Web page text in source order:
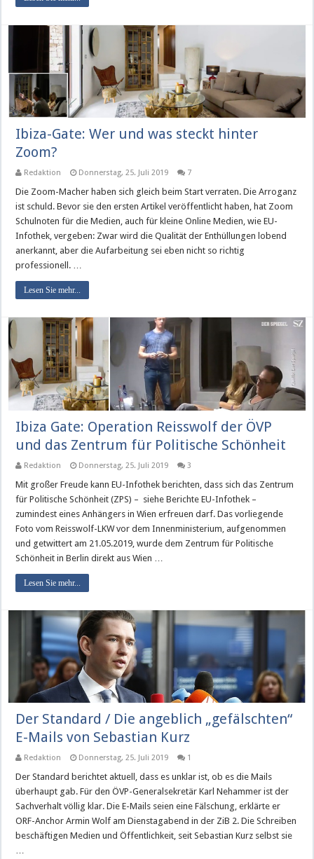
Ibiza-Gate: Wer und was steckt hinter
Zoom?
Redaktion Donnerstag, 25. Juli 2019 7
Die Zoom-Macher haben sich gleich beim Start verraten. Die Arroganz
ist schuld. Bevor sie den ersten Artikel veröffentlicht haben, hat Zoom
Schulnoten für die Medien, auch für kleine Online Medien, wie EU-
Infothek, vergeben: Zwar wird die Qualität der Enthüllungen lobend
anerkannt, aber die Aufarbeitung sei eben nicht so richtig
professionell. …
Lesen Sie mehr...
Ibiza Gate: Operation Reisswolf der ÖVP
und das Zentrum für Politische Schönheit
Redaktion Donnerstag, 25. Juli 2019 3
Mit großer Freude kann EU-Infothek berichten, dass sich das Zentrum
für Politische Schönheit (ZPS) – siehe Berichte EU-Infothek –
zumindest eines Anhängers in Wien erfreuen darf. Das vorliegende
Foto vom Reisswolf-LKW vor dem Innenministerium, aufgenommen
und getwittert am 21.05.2019, wurde dem Zentrum für Politische
Schönheit in Berlin direkt aus Wien …
Lesen Sie mehr...
Der Standard / Die angeblich „gefälschten“
E-Mails von Sebastian Kurz
Redaktion Donnerstag, 25. Juli 2019 1
Der Standard berichtet aktuell, dass es unklar ist, ob es die Mails
überhaupt gab. Für den ÖVP-Generalsekretär Karl Nehammer ist der
Sachverhalt völlig klar. Die E-Mails seien eine Fälschung, erklärte er
ORF-Anchor Armin Wolf am Dienstagabend in der ZiB 2. Die Schreiben
beschäftigen Medien und Öffentlichkeit, seit Sebastian Kurz selbst sie
…